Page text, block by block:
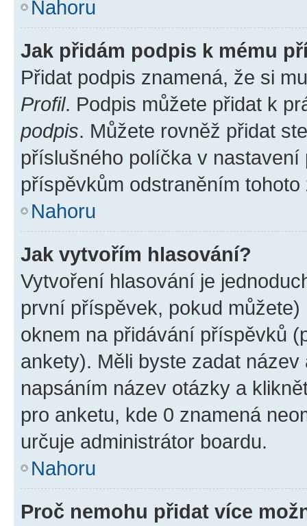
Nahoru
Jak přidám podpis k mému
Přidat podpis znamená, že si
Profil. Podpis můžete přidat k
podpis. Můžete rovněž přidat
příslušného políčka v
příspěvkům odstraněním
Nahoru
Jak vytvořím hlasování?
Vytvoření hlasování je
první příspěvek, pokud
oknem na přidávání příspěvků
ankety). Měli byste zadat
napsáním název otázky a
pro anketu, kde 0 znamená
určuje administrátor boardu.
Nahoru
Proč nemohu přidat více